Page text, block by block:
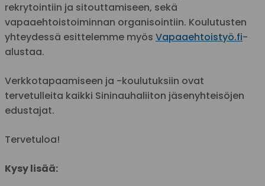
rekrytointiin ja sitouttamiseen, sekä
vapaaehtoistoiminnan organisointiin. Koulutusten
yhteydessä esittelemme myös Vapaaehtoistyö.fi-
alustaa.
Verkkotapaamiseen ja -koulutuksiin ovat
tervetulleita kaikki Sininauhaliiton jäsenyhteisöjen
edustajat.
Tervetuloa!
Kysy lisää: